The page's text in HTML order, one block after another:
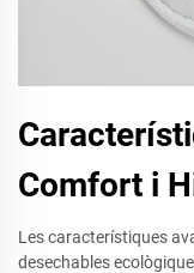
Comfort i
Les característiques
desechables